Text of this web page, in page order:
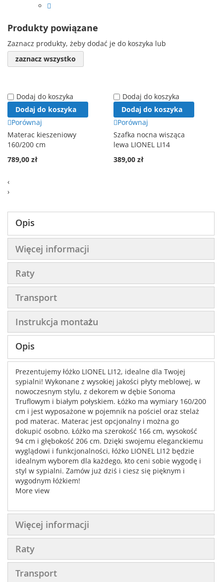
Produkty powiązane
Zaznacz produkty, żeby dodać je do koszyka lub
zaznacz wszystko
Dodaj do koszyka
Dodaj do koszyka
Porównaj
Materac kieszeniowy
160/200 cm
789,00 zł
Dodaj do koszyka
Dodaj do koszyka
Porównaj
Szafka nocna wisząca
lewa LIONEL LI14
389,00 zł
‹
›
Opis
Więcej informacji
Raty
Transport
Instrukcja montażu
Opis
Prezentujemy łóżko LIONEL LI12, idealne dla Twojej
sypialni! Wykonane z wysokiej jakości płyty meblowej, w
nowoczesnym stylu, z dekorem w dębie Sonoma
Truflowym i białym połyskiem. Łóżko ma wymiary 160/200
cm i jest wyposażone w pojemnik na pościel oraz stelaż
pod materac. Materac jest opcjonalny i można go
dokupić osobno. Łóżko ma szerokość 166 cm, wysokość
94 cm i głębokość 206 cm. Dzięki swojemu eleganckiemu
wyglądowi i funkcjonalności, łóżko LIONEL LI12 będzie
idealnym wyborem dla każdego, kto ceni sobie wygodę i
styl w sypialni. Zamów już dziś i ciesz się pięknym i
wygodnym łóżkiem!
More view
Więcej informacji
Raty
Transport